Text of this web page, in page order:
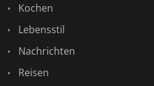
Kochen
Lebensstil
Nachrichten
Reisen